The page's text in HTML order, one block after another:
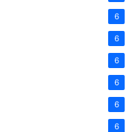
6
6
6
6
6
6